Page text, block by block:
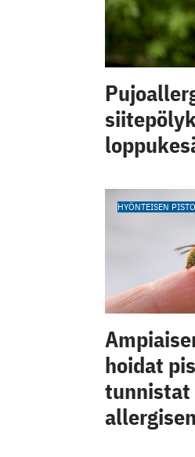
HYÖNTEISEN PISTO
hoidat
tunnistat